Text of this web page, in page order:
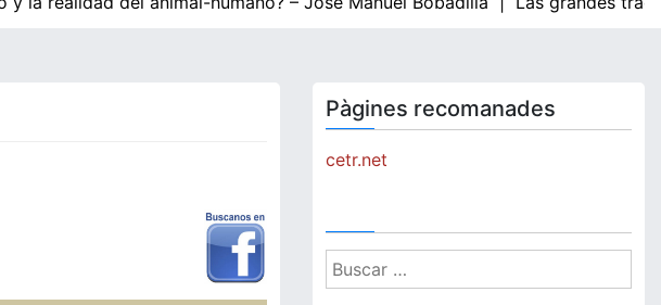
Pàgines recomanades
cetr.net
Buscar: